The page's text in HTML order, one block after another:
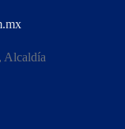
Alcaldía